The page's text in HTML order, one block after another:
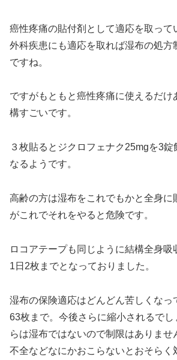
癌性疼痛の貼付剤として適応を取って
外科疾患にも適応を取れば湿布の処方
ですね。
ですがもともと癌性疼痛に使えるだけ
構すごいです。
３枚貼るとジクロフェナク25mgを3錠
なるようです。
高齢の方は湿布をこれでもかと全身に
がこれでそれをやると危険です。
ロコアテープも同じように結構全身
1日2枚までとなっておりました。
湿布の保険適応はどんどん苦しくなっ
63枚まで。今後さらに縮小されるでし
らは湿布ではないので制限はありませ
不全などなにかおこらないとおそらく